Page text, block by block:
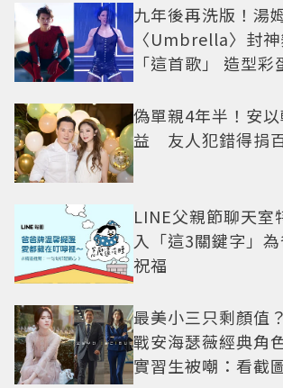
九年後再洗版！湯
〈Umbrella〉封
「這首歌」 造型
偽單親4年半！安
益 友人犯錯得捐
LINE父親節聊天室
入「這3關鍵字」
祝福
最美小三只剩顏值
戰安海瑟薇經典角
實習生被嘲：看截